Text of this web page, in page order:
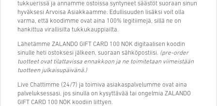
tukkuerissä ja annamme ostoissa syntyneet säästöt suoraan sinun
hyväksesi Arvoisa Asiakkaamme. Edullisuuden lisäksi voit olla
varma, että koodimme ovat aina 100% legitiimejä, sillä ne on
hankittua virallisilta tukkukauppiailta.
Lähetämme ZALANDO GIFT CARD 100 NOK digitaalisen koodin
sinulle heti ostoksesi jälkeen, suoraan sähköpostiisi. (pre-order
tuotteet ovat tilattavissa ennakkoon ja ne toimitetaan viimeistään
tuotteen julkaisupäivänä.)
Live Chattimme (24/7) ja toimiva asiakaspalvelumme ovat aina
palveluksessasi, jos sinulla on kysyttävää tai ongelmia ZALANDO
GIFT CARD 100 NOK koodiin liittyen.